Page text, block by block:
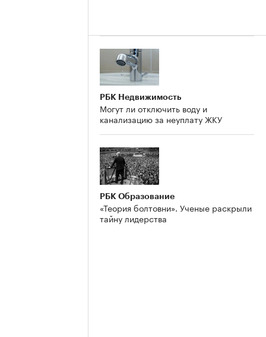
РБК Недвижимость
Могут ли отключить воду и
канализацию за неуплату ЖКУ
РБК Образование
«Теория болтовни». Ученые раскрыли
тайну лидерства